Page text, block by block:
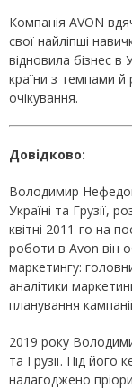
Компанія AVON
свої найліпші
відновила бізнес в
країни з темпами
очікування.
Довідково:
Володимир
Україні та Грузії,
квітні 2011-го на
роботи в Avon він
маркетингу:
аналітики
планування
2019 року
та Грузії. Під його
налагоджено